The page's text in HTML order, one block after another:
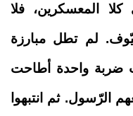
المعسكرين، فلا
لم تطل مبارزة
ضربة واحدة أطاحت
الرّسول. ثم انتبهوا